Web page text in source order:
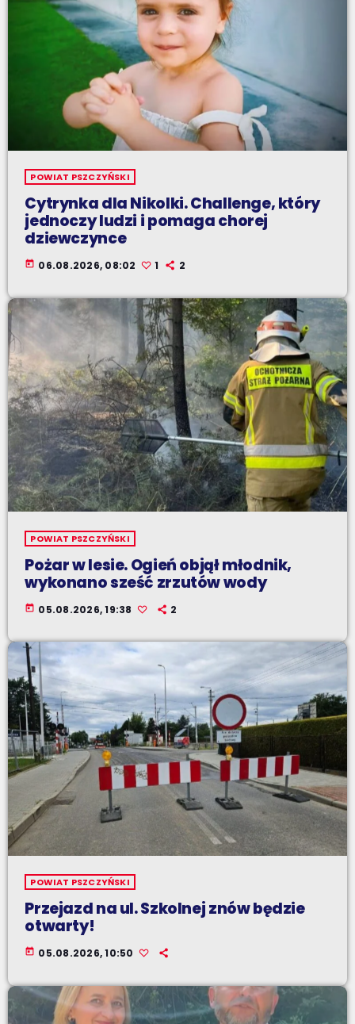
POWIAT PSZCZYŃSKI
Cytrynka dla Nikolki. Challenge, który
jednoczy ludzi i pomaga chorej
dziewczynce
today 06.08.2026, 08:02 1 2
POWIAT PSZCZYŃSKI
Pożar w lesie. Ogień objął młodnik,
wykonano sześć zrzutów wody
today 05.08.2026, 19:38 2
POWIAT PSZCZYŃSKI
Przejazd na ul. Szkolnej znów będzie
otwarty!
today 05.08.2026, 10:50